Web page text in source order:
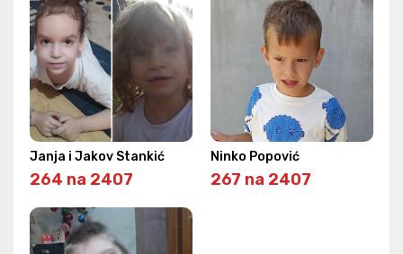
Janja i Jakov Stankić
264 na 2407
Ninko Popović
267 na 2407